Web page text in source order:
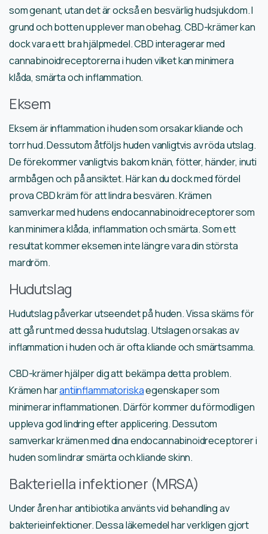
som genant, utan det är också en besvärlig hudsjukdom. I
grund och botten upplever man obehag. CBD-krämer kan
dock vara ett bra hjälpmedel. CBD interagerar med
cannabinoidreceptorerna i huden vilket kan minimera
klåda, smärta och inflammation.
Eksem
Eksem är inflammation i huden som orsakar kliande och
torr hud. Dessutom åtföljs huden vanligtvis av röda utslag.
De förekommer vanligtvis bakom knän, fötter, händer, inuti
armbågen och på ansiktet. Här kan du dock med fördel
prova CBD kräm för att lindra besvären. Krämen
samverkar med hudens endocannabinoidreceptorer som
kan minimera klåda, inflammation och smärta. Som ett
resultat kommer eksemen inte längre vara din största
mardröm.
Hudutslag
Hudutslag påverkar utseendet på huden. Vissa skäms för
att gå runt med dessa hudutslag. Utslagen orsakas av
inflammation i huden och är ofta kliande och smärtsamma.
CBD-krämer hjälper dig att bekämpa detta problem.
Krämen harantiinflammatoriskaegenskaper som
minimerar inflammationen. Därför kommer du förmodligen
uppleva god lindring efter applicering. Dessutom
samverkar krämen med dina endocannabinoidreceptorer i
huden som lindrar smärta och kliande skinn.
Bakteriella infektioner (MRSA)
Under åren har antibiotika använts vid behandling av
bakterieinfektioner. Dessa läkemedel har verkligen gjort